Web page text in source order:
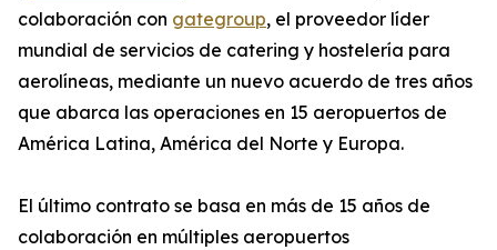
colaboración con gategroup, el proveedor líder
mundial de servicios de catering y hostelería para
aerolíneas, mediante un nuevo acuerdo de tres años
que abarca las operaciones en 15 aeropuertos de
América Latina, América del Norte y Europa.
El último contrato se basa en más de 15 años de
colaboración en múltiples aeropuertos